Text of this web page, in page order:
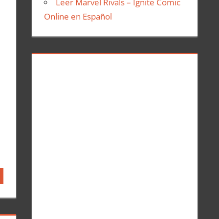
Leer Marvel Rivals – Ignite Comic
Online en Español